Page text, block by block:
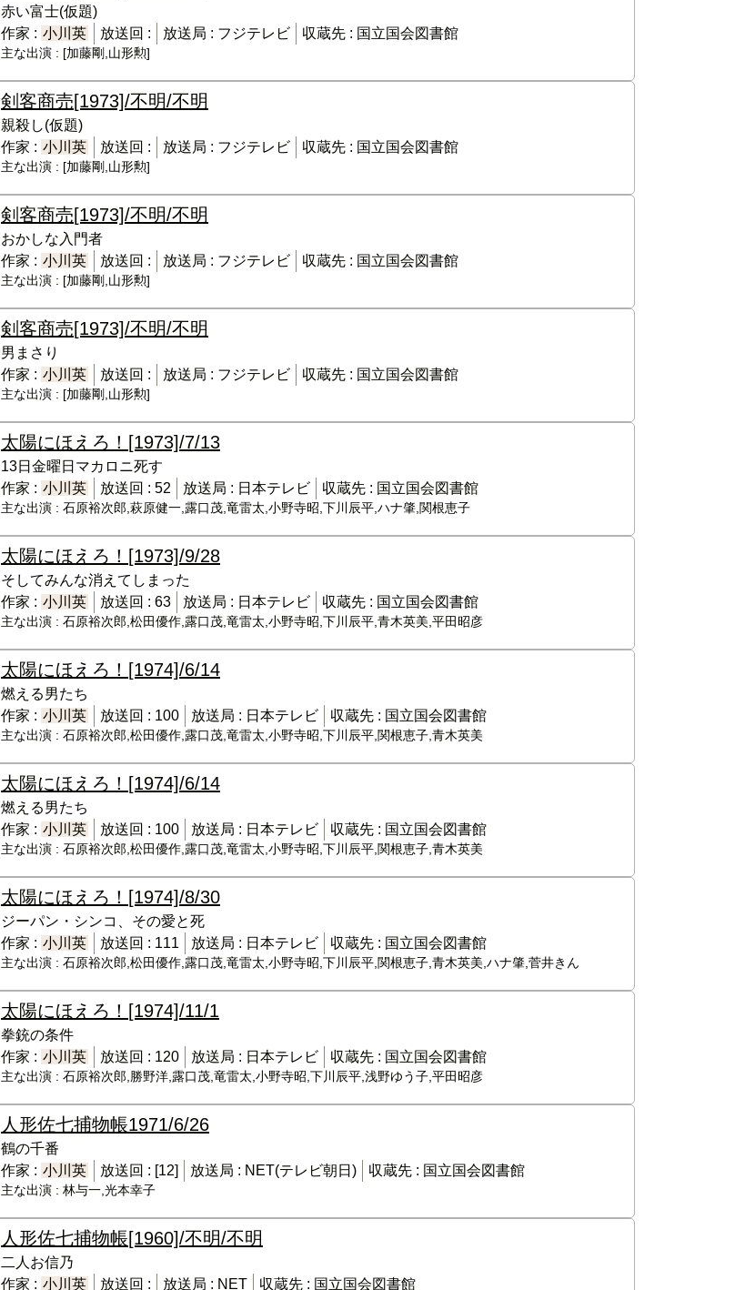
赤い富士(仮題)
作家 : 小川英 放送回 : 放送局 : フジテレビ 収蔵先 : 国立国会図書館
主な出演 : [加藤剛,山形勲]
剣客商売[1973]/不明/不明
親殺し(仮題)
作家 : 小川英 放送回 : 放送局 : フジテレビ 収蔵先 : 国立国会図書館
主な出演 : [加藤剛,山形勲]
剣客商売[1973]/不明/不明
おかしな入門者
作家 : 小川英 放送回 : 放送局 : フジテレビ 収蔵先 : 国立国会図書館
主な出演 : [加藤剛,山形勲]
剣客商売[1973]/不明/不明
男まさり
作家 : 小川英 放送回 : 放送局 : フジテレビ 収蔵先 : 国立国会図書館
主な出演 : [加藤剛,山形勲]
太陽にほえろ！ [1973]/7/13
13日金曜日マカロニ死す
作家 : 小川英 放送回 : 52 放送局 : 日本テレビ 収蔵先 : 国立国会図書館
主な出演 : 石原裕次郎,萩原健一,露口茂,竜雷太,小野寺昭,下川辰平,ハナ肇,関根恵子
太陽にほえろ！ [1973]/9/28
そしてみんな消えてしまった
作家 : 小川英 放送回 : 63 放送局 : 日本テレビ 収蔵先 : 国立国会図書館
主な出演 : 石原裕次郎,松田優作,露口茂,竜雷太,小野寺昭,下川辰平,青木英美,平田昭彦
太陽にほえろ！ [1974]/6/14
燃える男たち
作家 : 小川英 放送回 : 100 放送局 : 日本テレビ 収蔵先 : 国立国会図書館
主な出演 : 石原裕次郎,松田優作,露口茂,竜雷太,小野寺昭,下川辰平,関根恵子,青木英美
太陽にほえろ！ [1974]/6/14
燃える男たち
作家 : 小川英 放送回 : 100 放送局 : 日本テレビ 収蔵先 : 国立国会図書館
主な出演 : 石原裕次郎,松田優作,露口茂,竜雷太,小野寺昭,下川辰平,関根恵子,青木英美
太陽にほえろ！ [1974]/8/30
ジーパン・シンコ、その愛と死
作家 : 小川英 放送回 : 111 放送局 : 日本テレビ 収蔵先 : 国立国会図書館
主な出演 : 石原裕次郎,松田優作,露口茂,竜雷太,小野寺昭,下川辰平,関根恵子,青木英美,ハナ肇,菅井きん
太陽にほえろ！ [1974]/11/1
拳銃の条件
作家 : 小川英 放送回 : 120 放送局 : 日本テレビ 収蔵先 : 国立国会図書館
主な出演 : 石原裕次郎,勝野洋,露口茂,竜雷太,小野寺昭,下川辰平,浅野ゆう子,平田昭彦
人形佐七捕物帳1971/6/26
鶴の千番
作家 : 小川英 放送回 : [12] 放送局 : NET(テレビ朝日) 収蔵先 : 国立国会図書館
主な出演 : 林与一,光本幸子
人形佐七捕物帳[1960]/不明/不明
二人お信乃
作家 : 小川英 放送回 : 放送局 : NET 収蔵先 : 国立国会図書館